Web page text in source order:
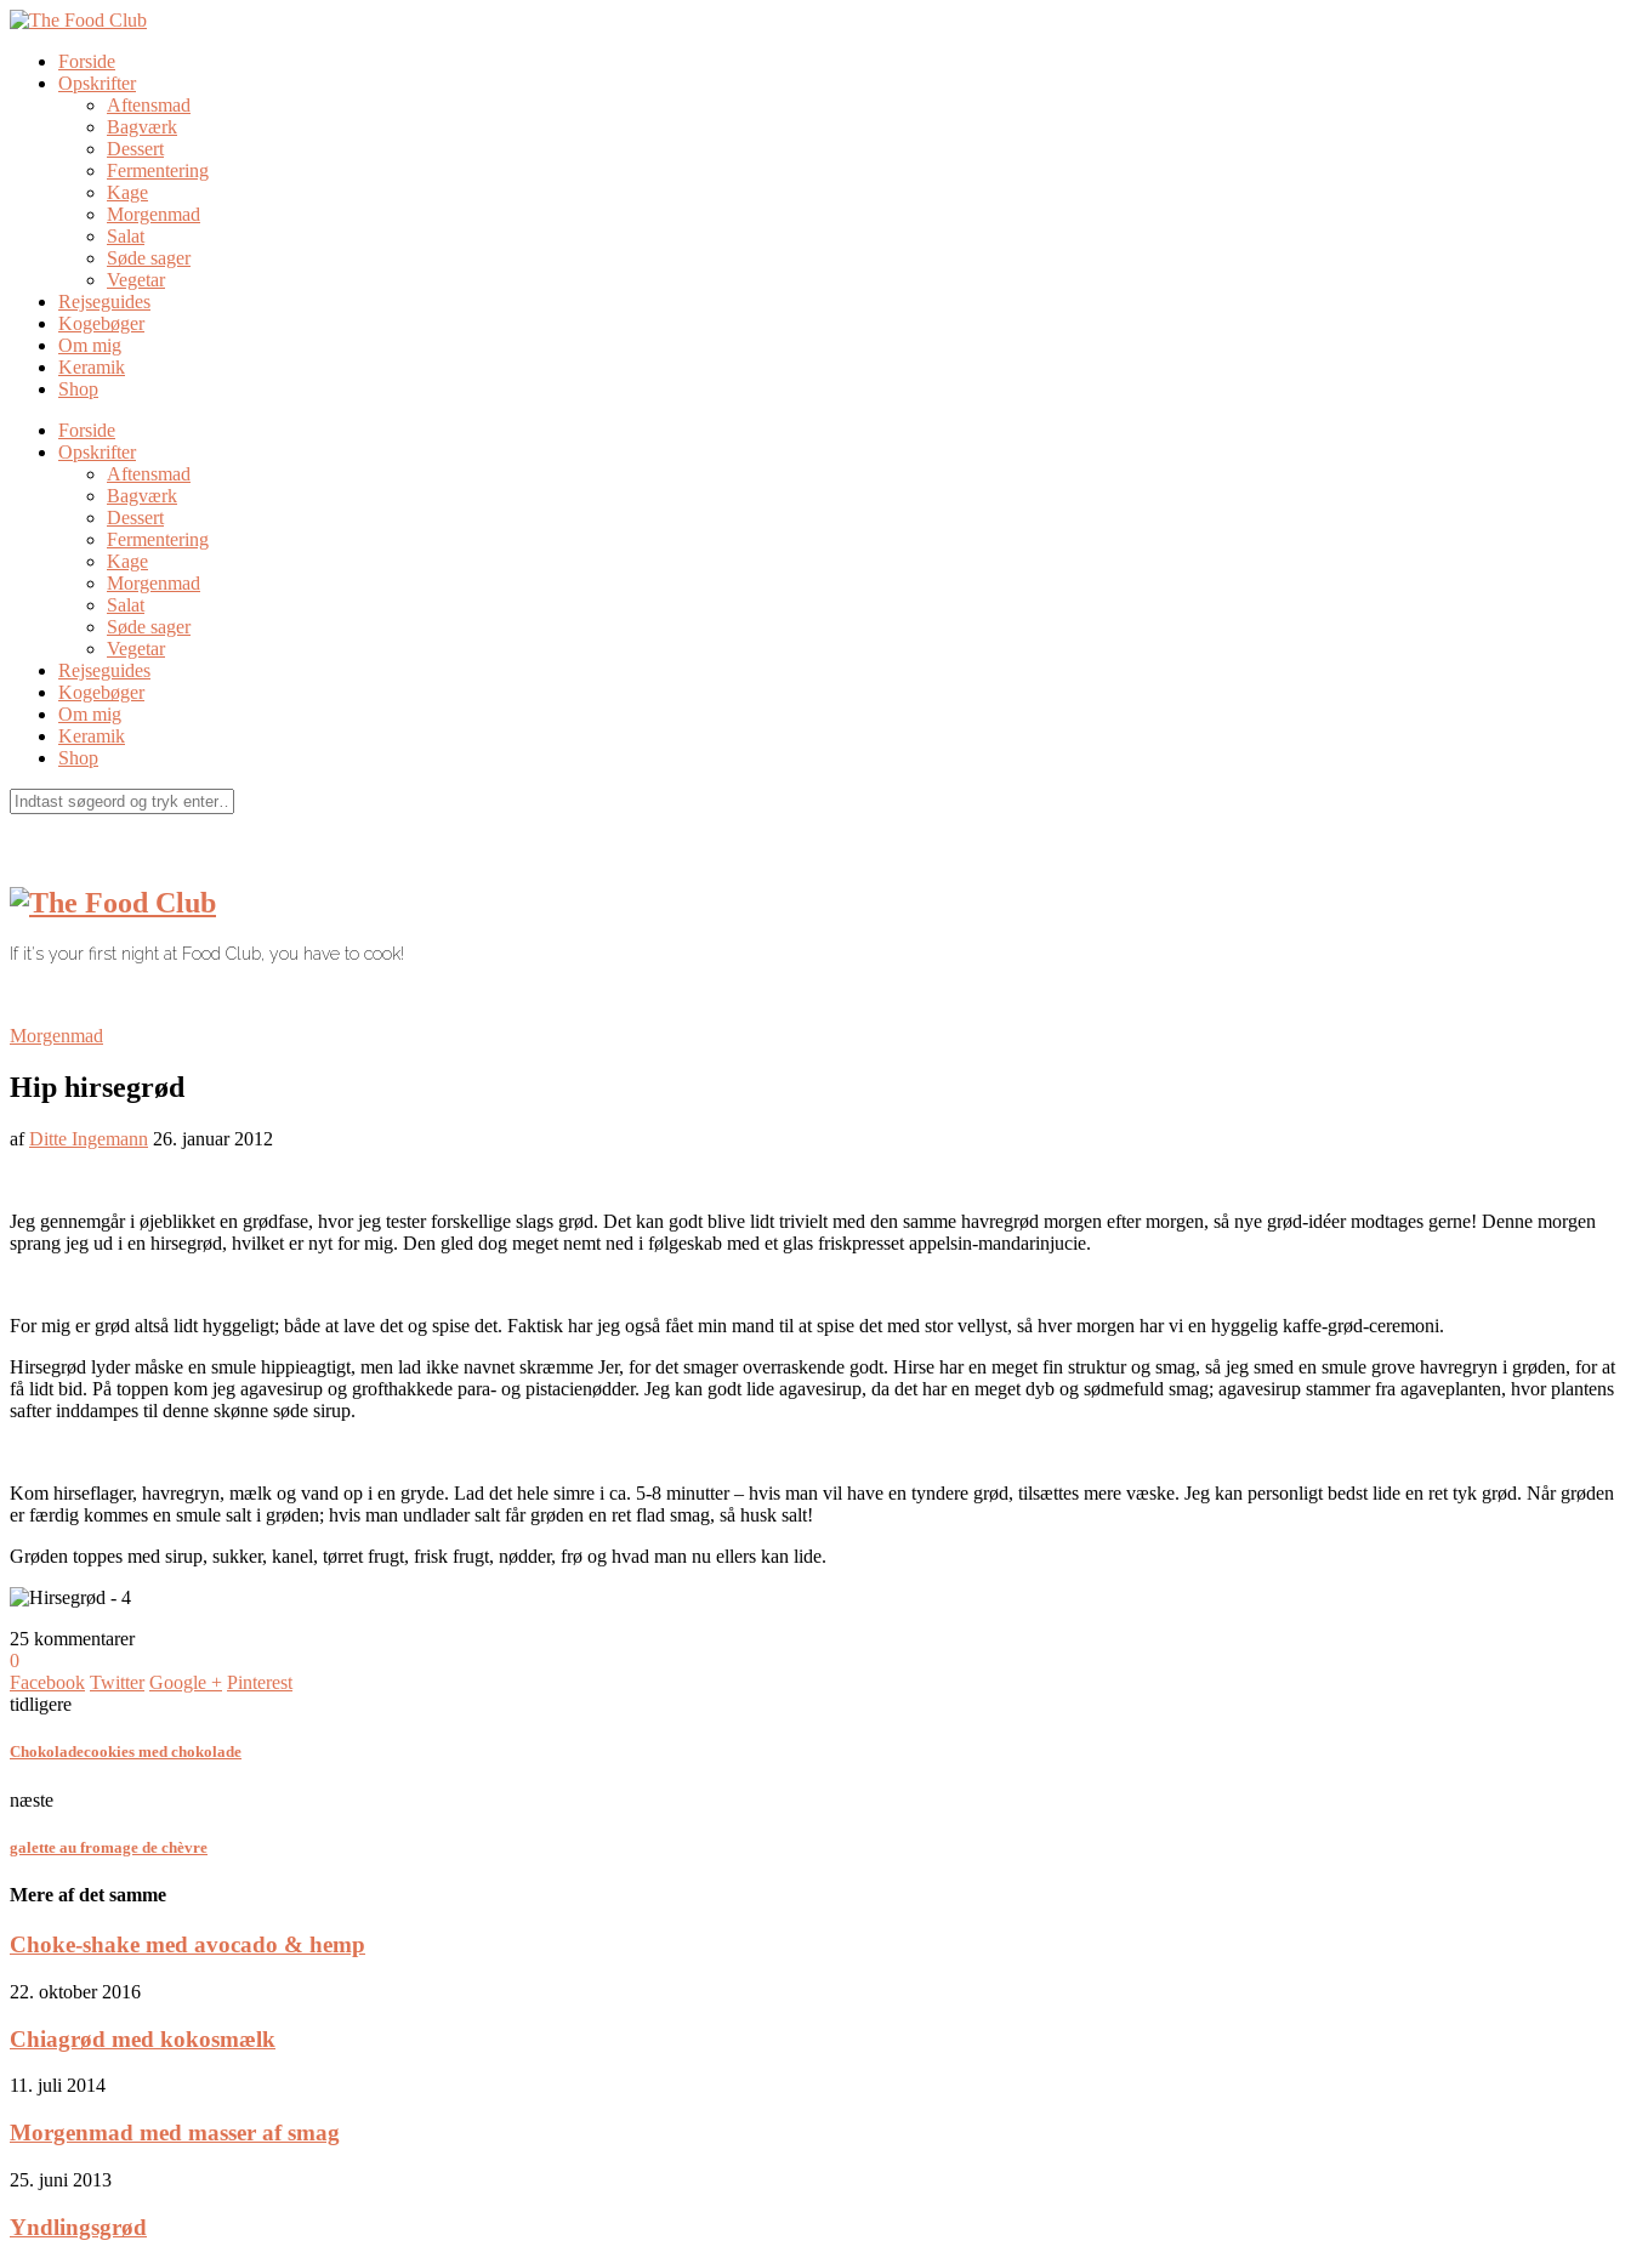
Forside
Opskrifter
Aftensmad
Bagværk
Dessert
Fermentering
Kage
Morgenmad
Salat
Søde sager
Vegetar
Rejseguides
Kogebøger
Om mig
Keramik
Shop
Forside
Opskrifter
Aftensmad
Bagværk
Dessert
Fermentering
Kage
Morgenmad
Salat
Søde sager
Vegetar
Rejseguides
Kogebøger
Om mig
Keramik
Shop
If it's your first night at Food Club, you have to cook!
Morgenmad
Hip hirsegrød
afDitte Ingemann 26. januar 2012
Jeg gennemgår i øjeblikket en grødfase, hvor jeg tester forskellige slags grød. Det kan godt blive lidt trivielt med den samme havregrød morgen efter morgen, så nye grød-idéer modtages gerne! Denne morgen
sprang jeg ud i en hirsegrød, hvilket er nyt for mig. Den gled dog meget nemt ned i følgeskab med et glas friskpresset appelsin-mandarinjucie.
For mig er grød altså lidt hyggeligt; både at lave det og spise det. Faktisk har jeg også fået min mand til at spise det med stor vellyst, så hver morgen har vi en hyggelig kaffe-grød-ceremoni.
Hirsegrød lyder måske en smule hippieagtigt, men lad ikke navnet skræmme Jer, for det smager overraskende godt. Hirse har en meget fin struktur og smag, så jeg smed en smule grove havregryn i grøden, for at
få lidt bid. På toppen kom jeg agavesirup og grofthakkede para- og pistacienødder. Jeg kan godt lide agavesirup, da det har en meget dyb og sødmefuld smag; agavesirup stammer fra agaveplanten, hvor plantens
safter inddampes til denne skønne søde sirup.
Kom hirseflager, havregryn, mælk og vand op i en gryde. Lad det hele simre i ca. 5-8 minutter – hvis man vil have en tyndere grød, tilsættes mere væske. Jeg kan personligt bedst lide en ret tyk grød. Når grøden
er færdig kommes en smule salt i grøden; hvis man undlader salt får grøden en ret flad smag, så husk salt!
Grøden toppes med sirup, sukker, kanel, tørret frugt, frisk frugt, nødder, frø og hvad man nu ellers kan lide.
25 kommentarer
0
Facebook Twitter Google + Pinterest
tidligere
Chokoladecookies med chokolade
næste
galette au fromage de chèvre
Mere af det samme
Choke-shake med avocado & hemp
22. oktober 2016
Chiagrød med kokosmælk
11. juli 2014
Morgenmad med masser af smag
25. juni 2013
Yndlingsgrød